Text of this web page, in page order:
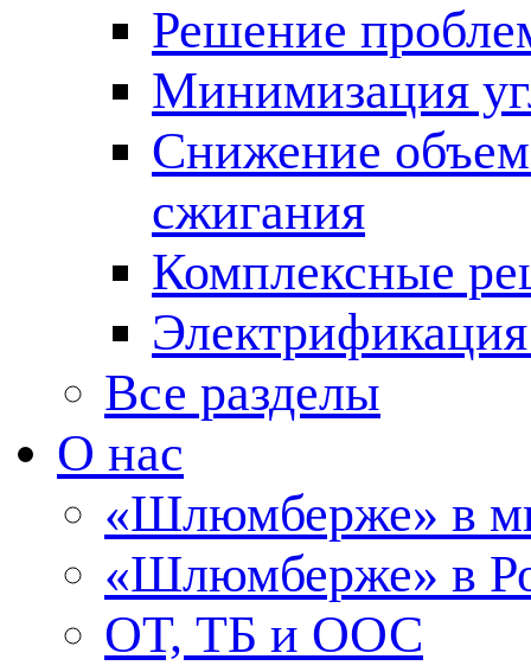
Решение
Минимизация
Снижение
сжигания
Комплексные
Все разделы
О нас
«Шлюмберже» в
«Шлюмберже» в
ОТ, ТБ и ООС